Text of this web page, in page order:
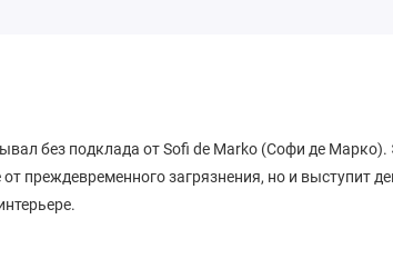
без подклада от Sofi de Marko (Coфи де
от преждевременного загрязнения, но и выступит